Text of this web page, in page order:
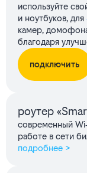
используйте
и ноутбуков, для
камер,
благодаря
подключить
роутер
современный
работе в сети
подробнее >